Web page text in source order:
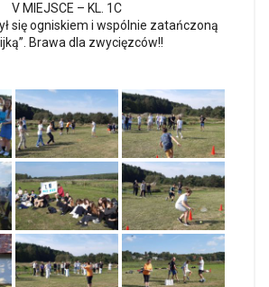
V MIEJSCE – KL. 1C
się ogniskiem i wspólnie zatańczoną
Brawa dla zwycięzców!!